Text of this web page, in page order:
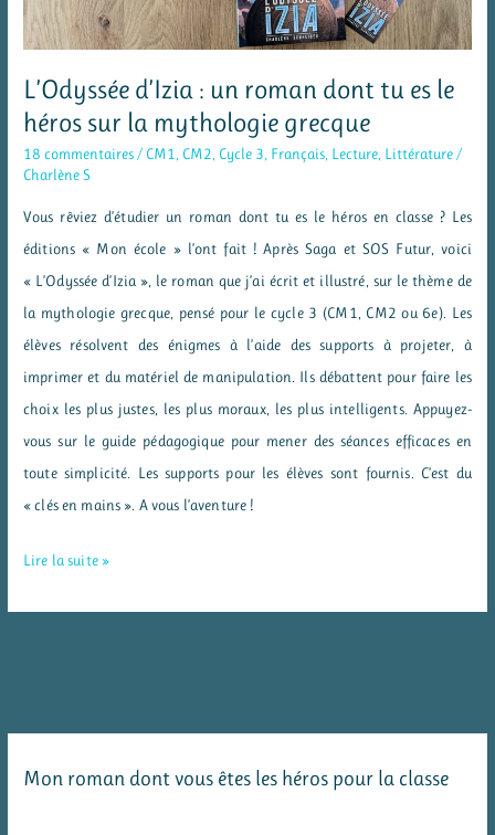
L’Odyssée d’Izia : un roman dont tu es le
héros sur la mythologie grecque
18 commentaires/ CM1, CM2, Cycle 3, Français, Lecture, Littérature/
Charlène S
Vous rêviez d’étudier un roman dont tu es le héros en classe ? Les
éditions « Mon école » l’ont fait ! Après Saga et SOS Futur, voici
« L’Odyssée d’Izia », le roman que j’ai écrit et illustré, sur le thème de
la mythologie grecque, pensé pour le cycle 3 (CM1, CM2 ou 6e). Les
élèves résolvent des énigmes à l’aide des supports à projeter, à
imprimer et du matériel de manipulation. Ils débattent pour faire les
choix les plus justes, les plus moraux, les plus intelligents. Appuyez-
vous sur le guide pédagogique pour mener des séances efficaces en
toute simplicité. Les supports pour les élèves sont fournis. C’est du
« clés en mains ». A vous l’aventure !
L’Odyssée
es
Lire la suite »
Mon roman dont vous êtes les héros pour la classe